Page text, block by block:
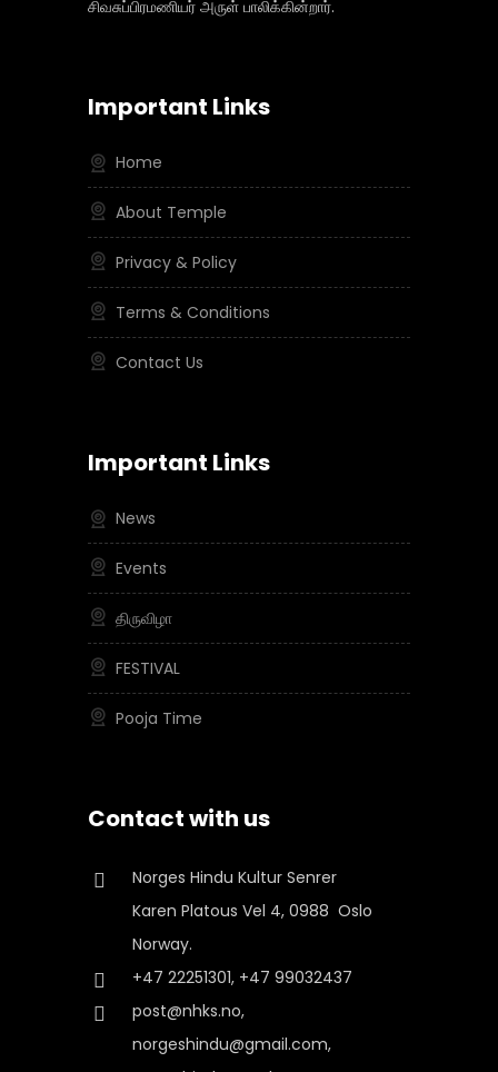
சிவசுப்பிரமணியர் அருள் பாலிக்கின்றார்.
Important Links
Home
About Temple
Privacy & Policy
Terms & Conditions
Contact Us
Important Links
News
Events
திருவிழா
FESTIVAL
Pooja Time
Contact with us
Norges Hindu Kultur Senrer
Karen Platous Vel 4, 0988 Oslo
Norway.
+47 22251301, +47 99032437
post@nhks.no,
norgeshindu@gmail.com,